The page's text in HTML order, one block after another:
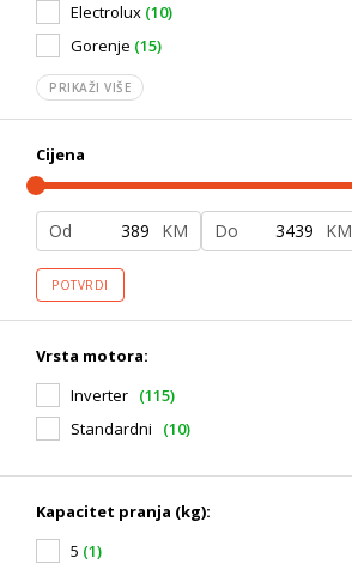
Electrolux (10)
Gorenje (15)
PRIKAŽI VIŠE
Cijena
Od KM Do KM
POTVRDI
Vrsta motora:
Inverter (115)
Standardni
(10)
Kapacitet pranja (kg):
5 (1)